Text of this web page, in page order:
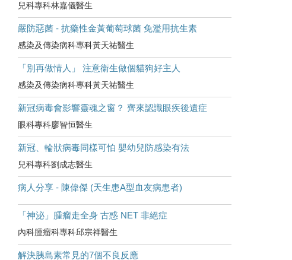
兒科專科林嘉儀醫生
嚴防惡菌 - 抗藥性金黃葡萄球菌 免濫用抗生素
感染及傳染病科專科黃天祐醫生
「別再做情人」 注意衞生做個貓狗好主人
感染及傳染病科專科黃天祐醫生
新冠病毒會影響靈魂之窗？ 齊來認識眼疾後遺症
眼科專科廖智恒醫生
新冠、輪狀病毒同樣可怕 嬰幼兒防感染有法
兒科專科劉成志醫生
病人分享 - 陳偉傑 (天生患A型血友病患者)
「神泌」腫瘤走全身 古惑 NET 非絕症
內科腫瘤科專科邱宗祥醫生
解決胰島素常見的7個不良反應